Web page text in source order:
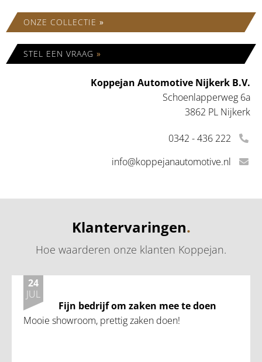
ONZE COLLECTIE »
STEL EEN VRAAG »
Koppejan Automotive Nijkerk B.V.
Schoenlapperweg 6a
3862 PL Nijkerk
0342 - 436 222
info@koppejanautomotive.nl
Klantervaringen.
Hoe waarderen onze klanten Koppejan.
24
JUL
Fijn bedrijf om zaken mee te doen
Mooie showroom, prettig zaken doen!